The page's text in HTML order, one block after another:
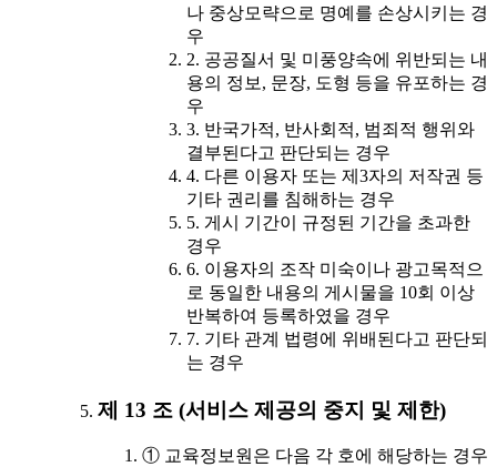
나 중상모략으로 명예를 손상시키는 경
우
2. 공공질서 및 미풍양속에 위반되는 내
용의 정보, 문장, 도형 등을 유포하는 경
우
3. 반국가적, 반사회적, 범죄적 행위와
결부된다고 판단되는 경우
4. 다른 이용자 또는 제3자의 저작권 등
기타 권리를 침해하는 경우
5. 게시 기간이 규정된 기간을 초과한
경우
6. 이용자의 조작 미숙이나 광고목적으
로 동일한 내용의 게시물을 10회 이상
반복하여 등록하였을 경우
7. 기타 관계 법령에 위배된다고 판단되
는 경우
제 13 조 (서비스 제공의 중지 및 제한)
① 교육정보원은 다음 각 호에 해당하는 경우